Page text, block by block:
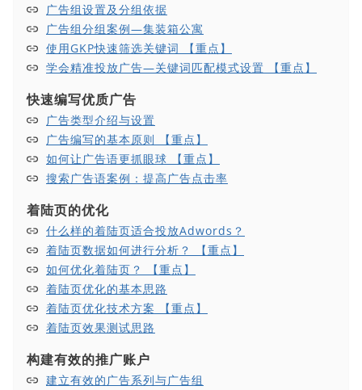
广告组设置及分组依据
广告组分组案例—集装箱公寓
使用GKP快速筛选关键词 【重点】
学会精准投放广告—关键词匹配模式设置 【重点】
快速编写优质广告
广告类型介绍与设置
广告编写的基本原则 【重点】
如何让广告语更抓眼球 【重点】
搜索广告语案例：提高广告点击率
着陆页的优化
什么样的着陆页适合投放Adwords？
着陆页数据如何进行分析？ 【重点】
如何优化着陆页？ 【重点】
着陆页优化的基本思路
着陆页优化技术方案 【重点】
着陆页效果测试思路
构建有效的推广账户
建立有效的广告系列与广告组